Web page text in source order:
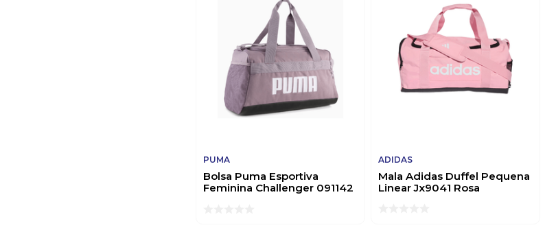
PUMA
Bolsa Puma Esportiva
Feminina Challenger 091142
ADIDAS
Mala Adidas Duffel Pequena
Linear Jx9041 Rosa